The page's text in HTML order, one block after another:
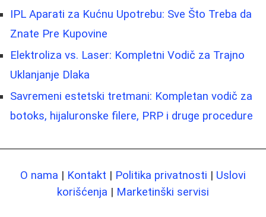
IPL Aparati za Kućnu Upotrebu: Sve Što Treba da
Znate Pre Kupovine
Elektroliza vs. Laser: Kompletni Vodič za Trajno
Uklanjanje Dlaka
Savremeni estetski tretmani: Kompletan vodič za
botoks, hijaluronske filere, PRP i druge procedure
O nama | Kontakt | Politika privatnosti | Uslovi
korišćenja | Marketinški servisi